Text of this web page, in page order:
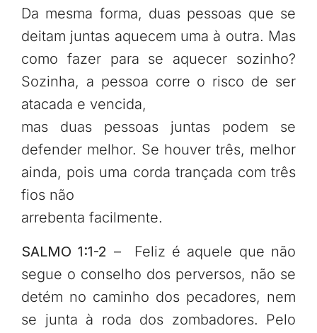
Da mesma forma, duas pessoas que se
deitam juntas aquecem uma à outra. Mas
como fazer para se aquecer sozinho?
Sozinha, a pessoa corre o risco de ser
atacada e vencida,
mas duas pessoas juntas podem se
defender melhor. Se houver três, melhor
ainda, pois uma corda trançada com três
fios não
arrebenta facilmente.
SALMO 1:1-2 – Feliz é aquele que não
segue o conselho dos perversos, não se
detém no caminho dos pecadores, nem
se junta à roda dos zombadores. Pelo